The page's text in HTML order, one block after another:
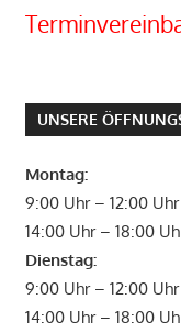
UNSERE
Montag:
9:00 Uhr – 12:00
14:00 Uhr – 18:00
Dienstag:
9:00 Uhr – 12:00
14:00 Uhr – 18:00